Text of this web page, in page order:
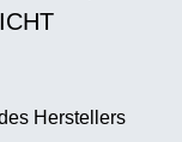
Herstellers